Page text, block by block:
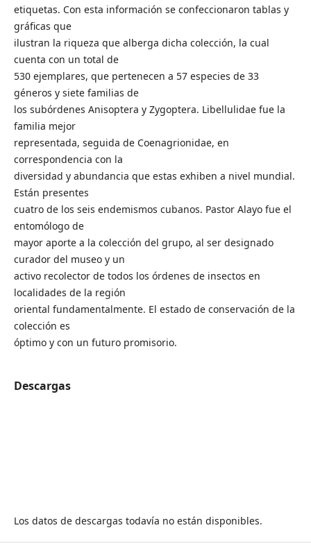
etiquetas. Con esta información se confeccionaron tablas y
gráficas que
ilustran la riqueza que alberga dicha colección, la cual
cuenta con un total de
530 ejemplares, que pertenecen a 57 especies de 33
géneros y siete familias de
los subórdenes Anisoptera y Zygoptera. Libellulidae fue la
familia mejor
representada, seguida de Coenagrionidae, en
correspondencia con la
diversidad y abundancia que estas exhiben a nivel mundial.
Están presentes
cuatro de los seis endemismos cubanos. Pastor Alayo fue el
entomólogo de
mayor aporte a la colección del grupo, al ser designado
curador del museo y un
activo recolector de todos los órdenes de insectos en
localidades de la región
oriental fundamentalmente. El estado de conservación de la
colección es
óptimo y con un futuro promisorio.
Descargas
Los datos de descargas todavía no están disponibles.